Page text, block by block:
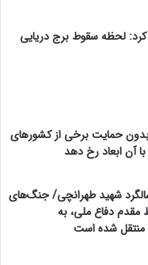
کرد: لحظه سقوط برج دریایی
حمایت برخی از کشورهای
آن ابعاد رخ دهد
شهید طهرانچی/ جنگ‌های
دفاع ملی، به
منتقل شده است